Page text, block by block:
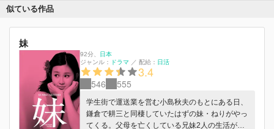
似ている作品
妹
92分
日本
ジャンル：
ドラマ ／ 配給： 日活
3.4
546 555
学生街で運送業を営む小島秋夫のもとにある日、
鎌倉で耕三と同棲していたはずの妹・ねりがやっ
てくる。父母を亡くしている兄妹2人の生活が再